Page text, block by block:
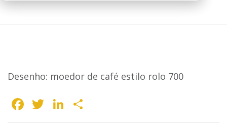
Desenho: moedor de café estilo rolo 700
Facebook
TwitterLinkedIn